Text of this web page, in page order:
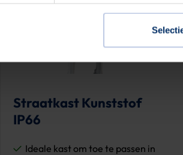
Straatkast Kunststof
IP66
Ideale kast om toe te passen in